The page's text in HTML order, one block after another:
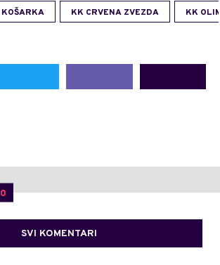
KOŠARKA KK CRVENA ZVEZDA KK
0
SVI KOMENTARI